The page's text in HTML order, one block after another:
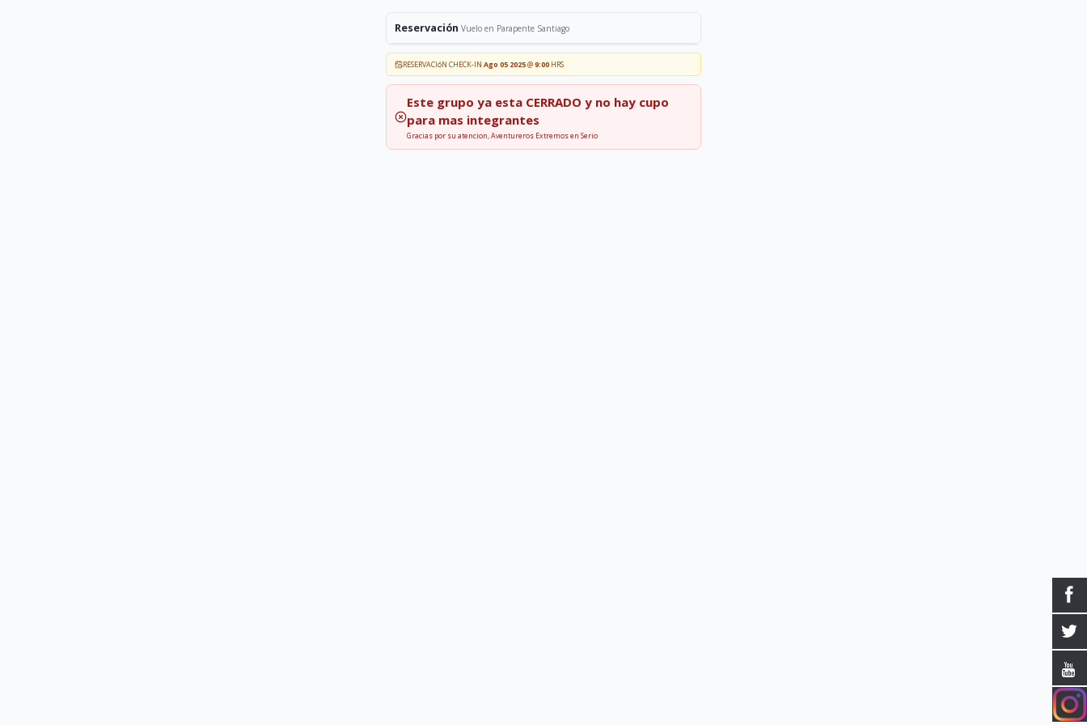
Reservación Vuelo en Parapente Santiago
RESERVACIóN CHECK-IN Ago 05 2025@9:00 HRS
Este grupo ya esta CERRADO y no hay cupo
para mas integrantes
Gracias por su atencion, Aventureros Extremos en Serio